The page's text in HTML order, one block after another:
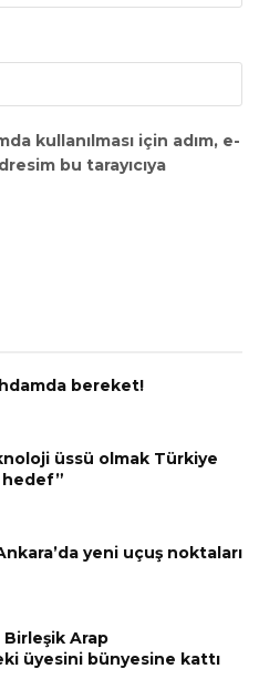
kullanılması için adım, e-
bu tarayıcıya
bereket!
üssü olmak Türkiye
yeni uçuş noktaları
Birleşik Arap
üyesini bünyesine kattı